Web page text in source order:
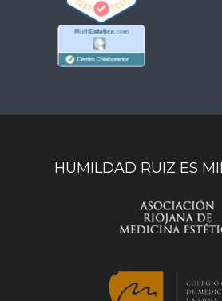
HUMILDAD RUIZ ES